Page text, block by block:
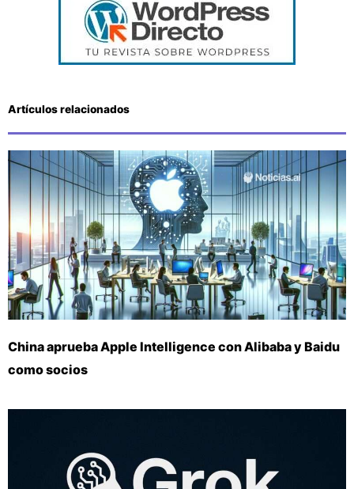
Artículos relacionados
China aprueba Apple Intelligence con Alibaba y Baidu
como socios